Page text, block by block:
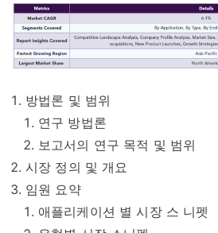
방법론 및 범위
연구 방법론
보고서의 연구 목적 및 범위
시장 정의 및 개요
임원 요약
애플리케이션 별 시장 스 니펫